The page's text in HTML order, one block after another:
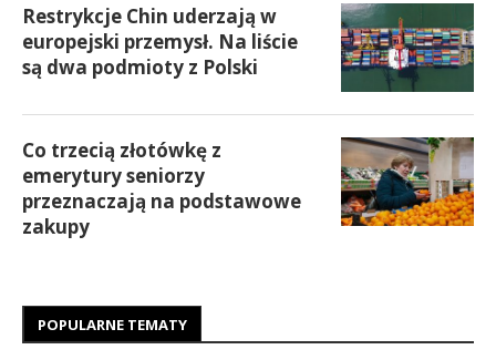
Restrykcje Chin uderzają w
europejski przemysł. Na liście
są dwa podmioty z Polski
Co trzecią złotówkę z
emerytury seniorzy
przeznaczają na podstawowe
zakupy
POPULARNE TEMATY